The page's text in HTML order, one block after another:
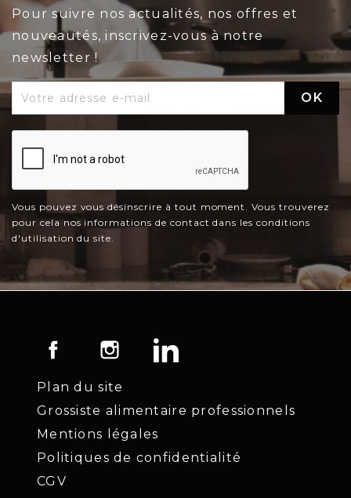
Pour suivre nos actualités, nos offres et
nouveautés, inscrivez-vous à notre
newsletter !
Vous pouvez vous désinscrire à tout moment. Vous trouverez
pour cela nos informations de contact dans les conditions
d'utilisation du site.
Facebook Instagram
Plan du site
Grossiste alimentaire professionnels
Mentions légales
Politiques de confidentialité
CGV